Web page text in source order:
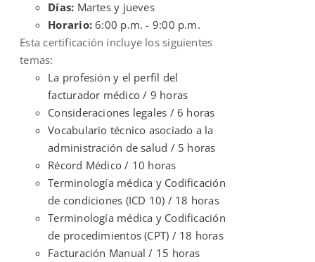
Días: Martes y jueves
Horario:6:00 p.m. - 9:00 p.m.
Esta certificación incluye los siguientes
temas:
La profesión y el perfil del
facturador médico / 9 horas
Consideraciones legales / 6 horas
Vocabulario técnico asociado a la
administración de salud / 5 horas
Récord Médico / 10 horas
Terminología médica y Codificación
de condiciones (ICD 10) / 18 horas
Terminología médica y Codificación
de procedimientos (CPT) / 18 horas
Facturación Manual / 15 horas